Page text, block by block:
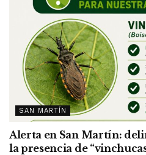
SAN MARTÍN
Alerta en San Martín:
la presencia de